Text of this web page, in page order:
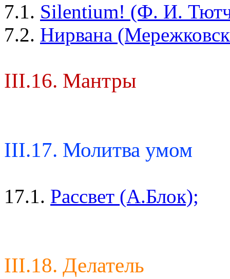
7.1. Silentium! (Ф. И.
7.2. Нирвана
III.16. Мантры
III.17. Молитва умом
17.1. Рассвет (А.Блок);
III.18. Делатель